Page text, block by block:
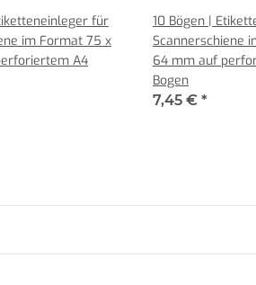
für
im Format 75 x
A4
10 Bögen |
Scannerschiene
64 mm auf
Bogen
7,45 € *